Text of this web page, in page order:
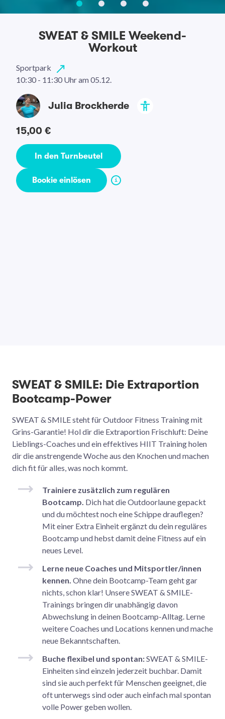
SWEAT & SMILE Weekend-
Workout
Sportpark
10:30 - 11:30 Uhram 05.12.
Julia Brockherde
15,00 €
In den Turnbeutel
Bookie einlösen i
SWEAT & SMILE: Die Extraportion
Bootcamp-Power
SWEAT & SMILE steht für Outdoor Fitness Training mit
Grins-Garantie! Hol dir die Extraportion Frischluft: Deine
Lieblings-Coaches und ein effektives HIIT Training holen
dir die anstrengende Woche aus den Knochen und machen
dich fit für alles, was noch kommt.
Trainiere zusätzlich zum regulären
Bootcamp. Dich hat die Outdoorlaune gepackt
und du möchtest noch eine Schippe drauflegen?
Mit einer Extra Einheit ergänzt du dein reguläres
Bootcamp und hebst damit deine Fitness auf ein
neues Level.
Lerne neue Coaches und Mitsportler/innen
kennen. Ohne dein Bootcamp-Team geht gar
nichts, schon klar! Unsere SWEAT & SMILE-
Trainings bringen dir unabhängig davon
Abwechslung in deinen Bootcamp-Alltag. Lerne
weitere Coaches und Locations kennen und mache
neue Bekanntschaften.
Buche flexibel und spontan:SWEAT & SMILE-
Einheiten sind einzeln jederzeit buchbar. Damit
sind sie auch perfekt für Menschen geeignet, die
oft unterwegs sind oder auch einfach mal spontan
volle Power geben wollen.